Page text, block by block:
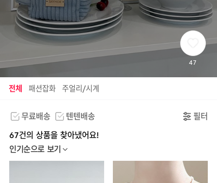
47
전체 패션잡화 주얼리/시계
무료배송 텐텐배송 필터
67건의 상품을 찾아냈어요!
인기순으로 보기